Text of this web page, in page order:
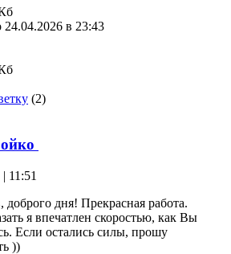
24.04.2026 в 23:43
(2)
11:51
доброго дня! Прекрасная работа.
я впечатлен скоростью, как Вы
Если остались силы, прошу
))